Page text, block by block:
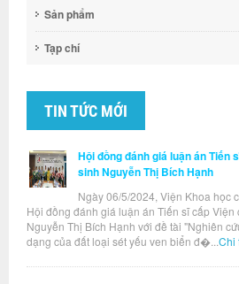
Sản phẩm
Tạp chí
TIN TỨC MỚI
Hội đồng đánh giá luận án Tiến
sinh Nguyễn Thị Bích Hạnh
Ngày 06/5/2024, Viện Khoa học
Hội đồng đánh giá luận án Tiến sĩ cấp Viện
Nguyễn Thị Bích Hạnh với đề tài "Nghiên
dạng của đất loại sét yếu ven biển đ�... Chi